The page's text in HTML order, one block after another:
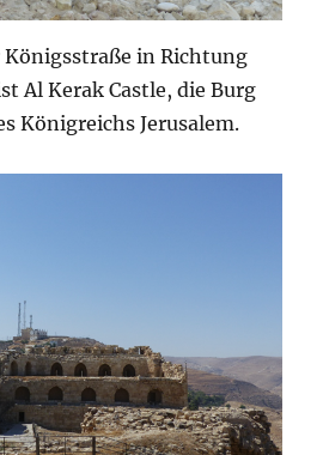
in Richtung
Al Kerak Castle, die Burg
Königreichs Jerusalem.